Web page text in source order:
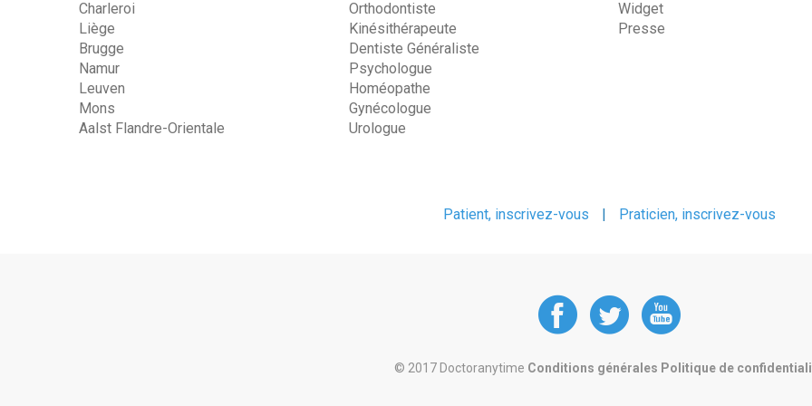
Charleroi
Liège
Brugge
Namur
Leuven
Mons
Aalst Flandre-Orientale
Orthodontiste
Kinésithérapeute
Dentiste Généraliste
Psychologue
Homéopathe
Gynécologue
Urologue
Widget
Presse
Patient, inscrivez-vous Praticien, inscrivez-vous
DoctorAnyTime
at at at
© 2017 Doctoranytime Conditions générales Politique de